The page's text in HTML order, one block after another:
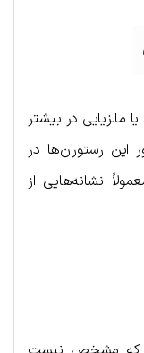
مالزیایی در بیشتر
رستوران‌ها در
نشانه‌هایی از